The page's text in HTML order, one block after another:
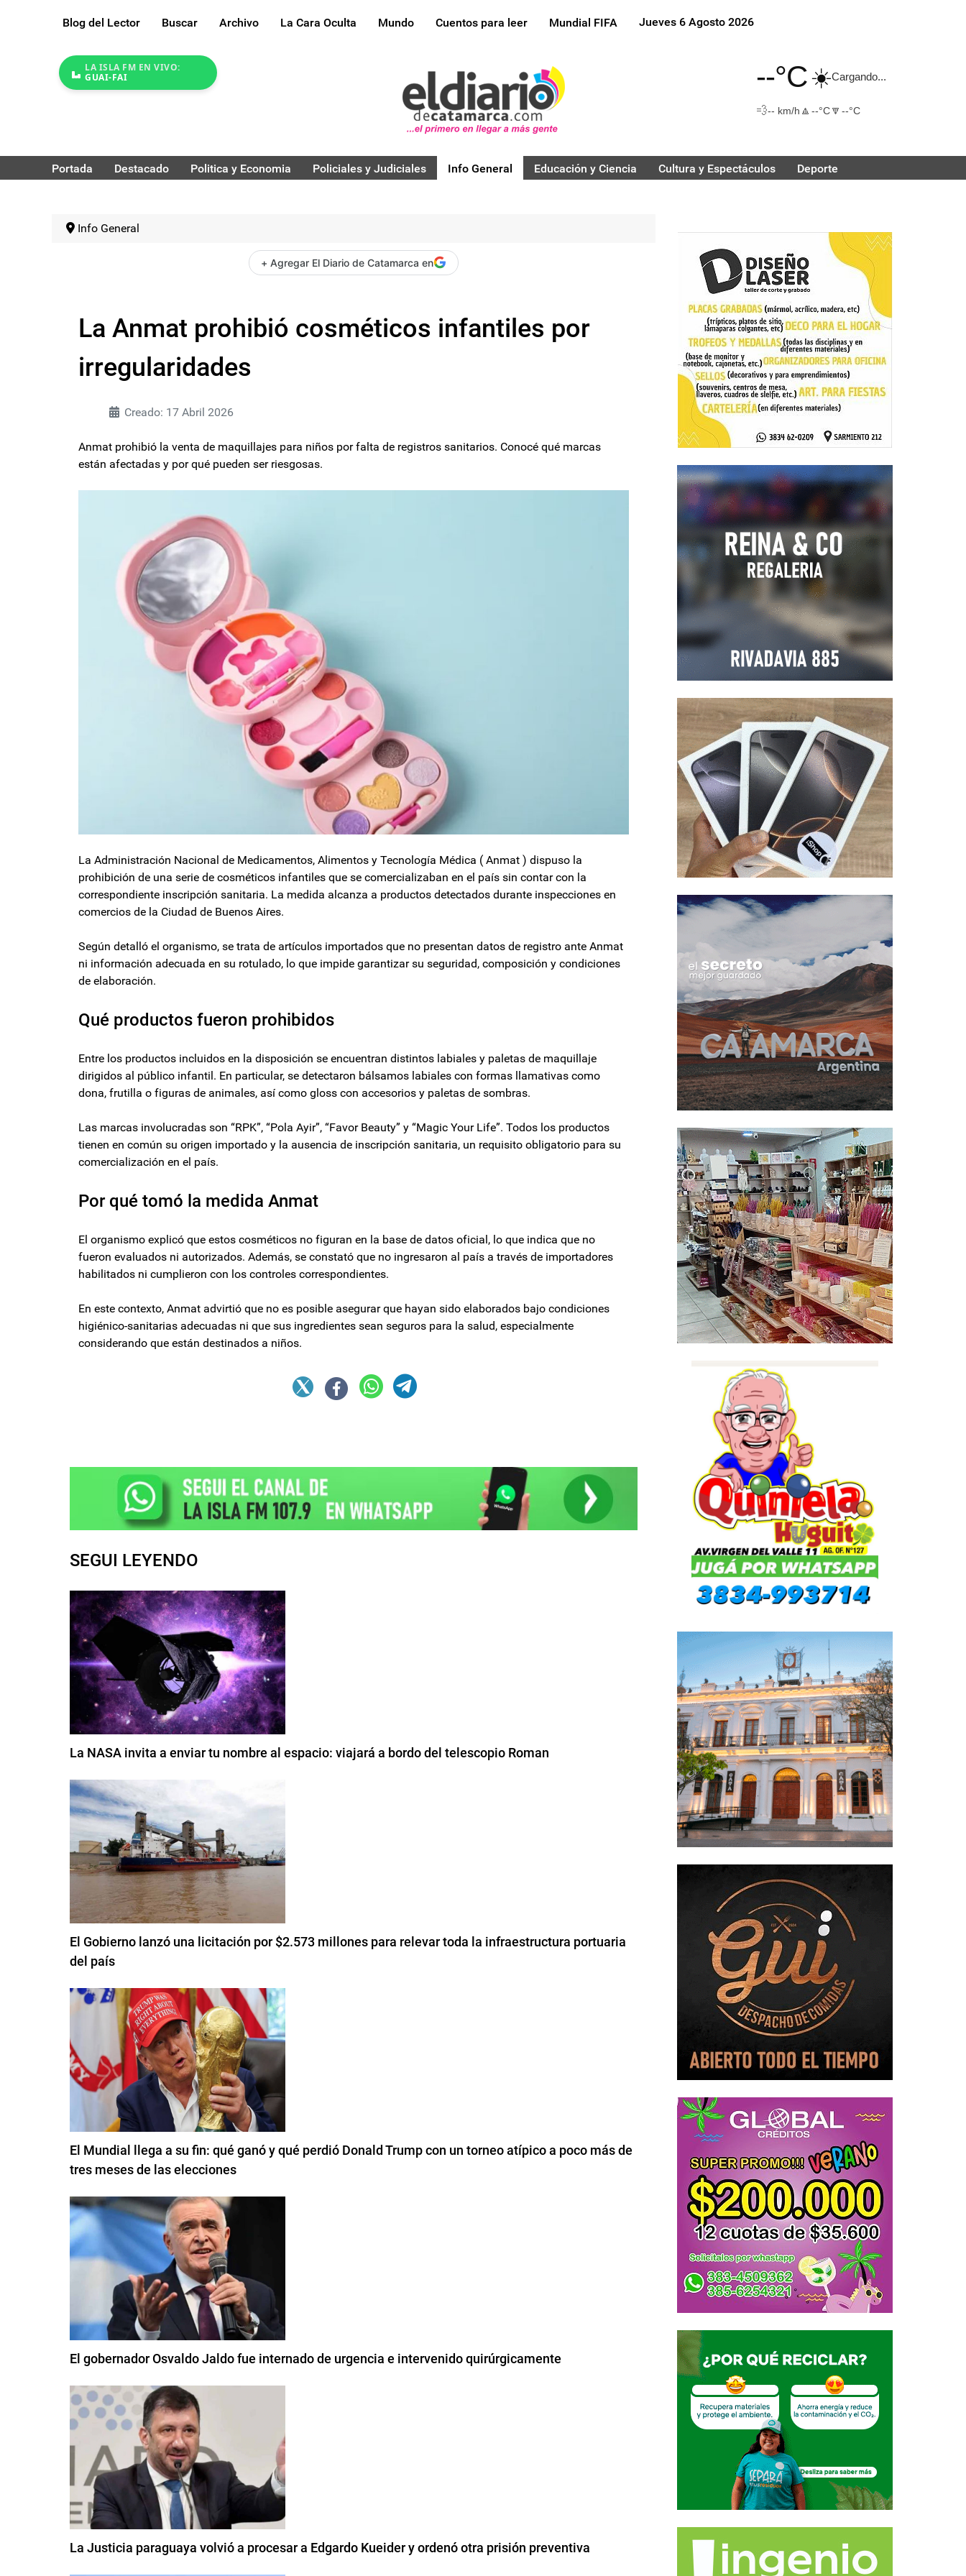
Blog del Lector Buscar Archivo La Cara Oculta Mundo Cuentos para leer Mundial FIFA Jueves 6 Agosto 2026
LA ISLA FM EN VIVO:
GUAI-FAI
--°C☀️Cargando...
💨-- km/h 🔼 --°C🔽 --°C
Portada Destacado Politica y Economia Policiales y Judiciales Info General Educación y Ciencia Cultura y Espectáculos Deporte
Info General
+ Agregar El Diario de Catamarca en
La Anmat prohibió cosméticos infantiles por
irregularidades
Creado: 17 Abril 2026
Anmat prohibió la venta de maquillajes para niños por falta de registros sanitarios. Conocé qué marcas
están afectadas y por qué pueden ser riesgosas.
La Administración Nacional de Medicamentos, Alimentos y Tecnología Médica ( Anmat ) dispuso la
prohibición de una serie de cosméticos infantiles que se comercializaban en el país sin contar con la
correspondiente inscripción sanitaria. La medida alcanza a productos detectados durante inspecciones en
comercios de la Ciudad de Buenos Aires.
Según detalló el organismo, se trata de artículos importados que no presentan datos de registro ante Anmat
ni información adecuada en su rotulado, lo que impide garantizar su seguridad, composición y condiciones
de elaboración.
Qué productos fueron prohibidos
Entre los productos incluidos en la disposición se encuentran distintos labiales y paletas de maquillaje
dirigidos al público infantil. En particular, se detectaron bálsamos labiales con formas llamativas como
dona, frutilla o figuras de animales, así como gloss con accesorios y paletas de sombras.
Las marcas involucradas son “RPK”, “Pola Ayir”, “Favor Beauty” y “Magic Your Life”. Todos los productos
tienen en común su origen importado y la ausencia de inscripción sanitaria, un requisito obligatorio para su
comercialización en el país.
Por qué tomó la medida Anmat
El organismo explicó que estos cosméticos no figuran en la base de datos oficial, lo que indica que no
fueron evaluados ni autorizados. Además, se constató que no ingresaron al país a través de importadores
habilitados ni cumplieron con los controles correspondientes.
En este contexto, Anmat advirtió que no es posible asegurar que hayan sido elaborados bajo condiciones
higiénico-sanitarias adecuadas ni que sus ingredientes sean seguros para la salud, especialmente
considerando que están destinados a niños.
SEGUI LEYENDO
La NASA invita a enviar tu nombre al espacio: viajará a bordo del telescopio Roman
El Gobierno lanzó una licitación por $2.573 millones para relevar toda la infraestructura portuaria
del país
El Mundial llega a su fin: qué ganó y qué perdió Donald Trump con un torneo atípico a poco más de
tres meses de las elecciones
El gobernador Osvaldo Jaldo fue internado de urgencia e intervenido quirúrgicamente
La Justicia paraguaya volvió a procesar a Edgardo Kueider y ordenó otra prisión preventiva